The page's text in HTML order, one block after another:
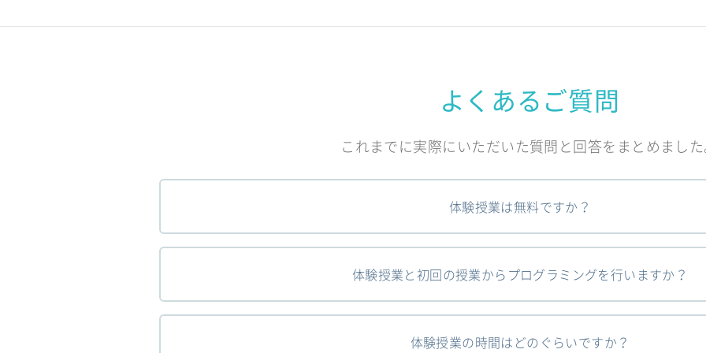
よくあるご質問
これまでに実際にいただいた質問と回答をまとめまし
体験授業は無料ですか？
体験授業と初回の授業からプログラミングを行いますか？
体験授業の時間はどのぐらいですか？